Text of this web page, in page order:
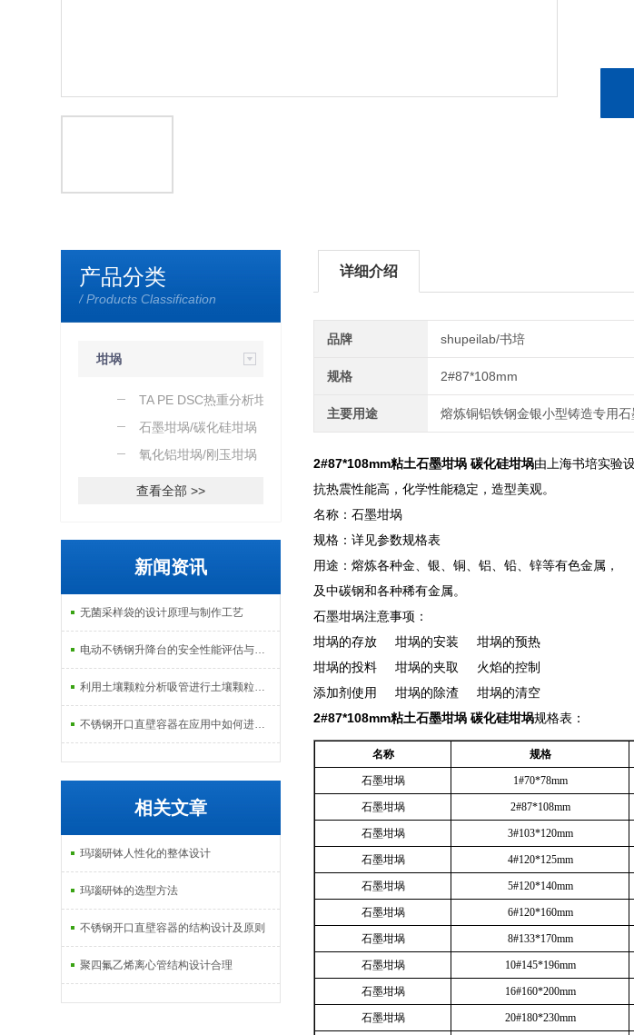
产品分类
/ Products Classification
坩埚
TA PE DSC热重分析坩埚
石墨坩埚/碳化硅坩埚
氧化铝坩埚/刚玉坩埚
查看全部 >>
新闻资讯
无菌采样袋的设计原理与制作工艺
电动不锈钢升降台的安全性能评估与控制
利用土壤颗粒分析吸管进行土壤颗粒定量分析的研究
不锈钢开口直壁容器在应用中如何进行维护和保养？
相关文章
玛瑙研钵人性化的整体设计
玛瑙研钵的选型方法
不锈钢开口直壁容器的结构设计及原则
聚四氟乙烯离心管结构设计合理
详细介绍
品牌 shupeilab/书培
规格 2#87*108mm
主要用途 熔炼铜铝铁钢金银小型铸造专用石
2#87*108mm粘土石墨坩埚 碳化硅坩埚由上海书培实验
抗热震性能高，化学性能稳定，造型美观。
名称：石墨坩埚
规格：详见参数规格表
用途：熔炼各种金、银、铜、铝、铅、锌等有色金属，
及中碳钢和各种稀有金属。
石墨坩埚注意事项：
坩埚的存放 坩埚的安装 坩埚的预热
坩埚的投料 坩埚的夹取 火焰的控制
添加剂使用 坩埚的除渣 坩埚的清空
2#87*108mm粘土石墨坩埚 碳化硅坩埚规格表：
名称 规格
石墨坩埚 1#70*78mm
石墨坩埚 2#87*108mm
石墨坩埚 3#103*120mm
石墨坩埚 4#120*125mm
石墨坩埚 5#120*140mm
石墨坩埚 6#120*160mm
石墨坩埚 8#133*170mm
石墨坩埚 10#145*196mm
石墨坩埚 16#160*200mm
石墨坩埚 20#180*230mm